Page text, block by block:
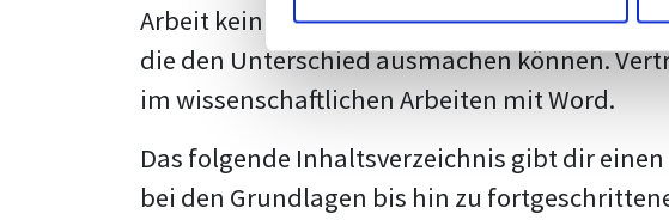
Arbeit kein Problem mehr für dich
die den Unterschied ausmachen können.
im wissenschaftlichen Arbeiten mit Word.
Das folgende Inhaltsverzeichnis gibt dir
bei den Grundlagen bis hin zu